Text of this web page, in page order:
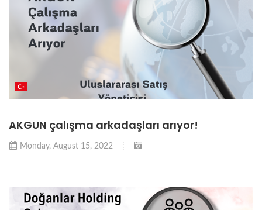
AKGUN çalışma arkadaşları arıyor!
Monday, August 15, 2022